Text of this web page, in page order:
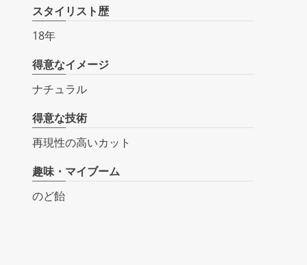
スタイリスト歴
18年
得意なイメージ
ナチュラル
得意な技術
再現性の高いカット
趣味・マイブーム
のど飴